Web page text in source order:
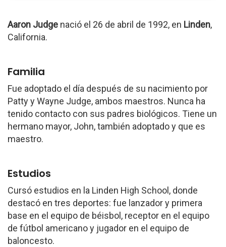
Aaron Judge nació el 26 de abril de 1992, en Linden,
California.
Familia
Fue adoptado el día después de su nacimiento por
Patty y Wayne Judge, ambos maestros. Nunca ha
tenido contacto con sus padres biológicos. Tiene un
hermano mayor, John, también adoptado y que es
maestro.
Estudios
Cursó estudios en la Linden High School, donde
destacó en tres deportes: fue lanzador y primera
base en el equipo de béisbol, receptor en el equipo
de fútbol americano y jugador en el equipo de
baloncesto.